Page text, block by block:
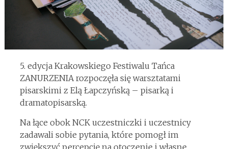
5. edycja Krakowskiego Festiwalu Tańca
ZANURZENIA rozpoczęła się warsztatami
pisarskimi z Elą Łapczyńską – pisarką i
dramatopisarską.
Na łące obok NCK uczestniczki i uczestnicy
zadawali sobie pytania, które pomogł im